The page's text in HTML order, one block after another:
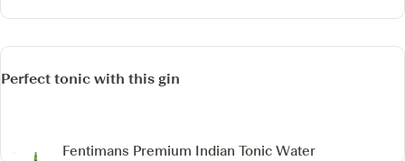
Perfect tonic with this gin
Fentimans Premium Indian Tonic Water